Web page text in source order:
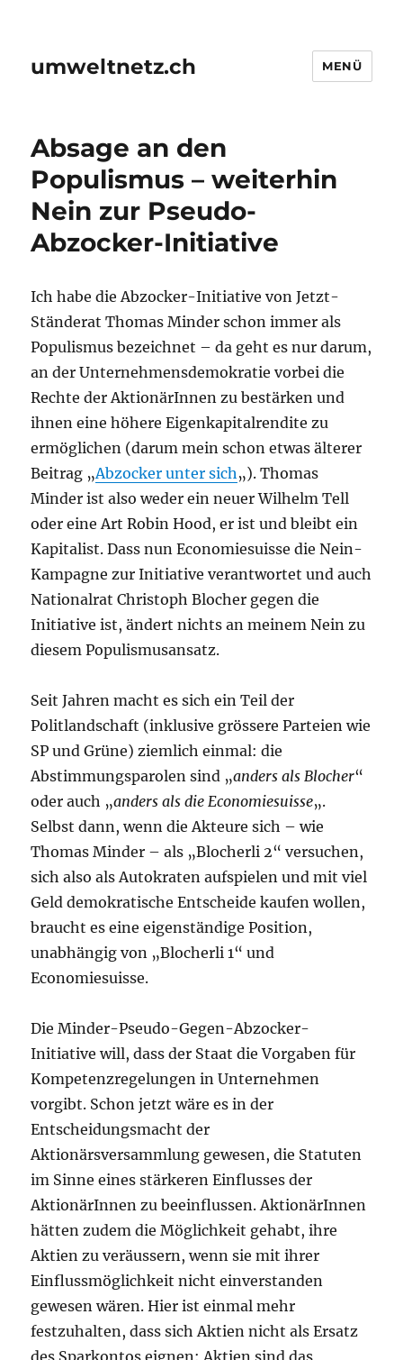
umweltnetz.ch MENÜ
Absage an den
Populismus – weiterhin
Nein zur Pseudo-
Abzocker-Initiative
Ich habe die Abzocker-Initiative von Jetzt-
Ständerat Thomas Minder schon immer als
Populismus bezeichnet – da geht es nur darum,
an der Unternehmensdemokratie vorbei die
Rechte der AktionärInnen zu bestärken und
ihnen eine höhere Eigenkapitalrendite zu
ermöglichen (darum mein schon etwas älterer
Beitrag „Abzocker unter sich„). Thomas
Minder ist also weder ein neuer Wilhelm Tell
oder eine Art Robin Hood, er ist und bleibt ein
Kapitalist. Dass nun Economiesuisse die Nein-
Kampagne zur Initiative verantwortet und auch
Nationalrat Christoph Blocher gegen die
Initiative ist, ändert nichts an meinem Nein zu
diesem Populismusansatz.
Seit Jahren macht es sich ein Teil der
Politlandschaft (inklusive grössere Parteien wie
SP und Grüne) ziemlich einmal: die
Abstimmungsparolen sind „anders als Blocher“
oder auch „anders als die Economiesuisse„.
Selbst dann, wenn die Akteure sich – wie
Thomas Minder – als „Blocherli 2“ versuchen,
sich also als Autokraten aufspielen und mit viel
Geld demokratische Entscheide kaufen wollen,
braucht es eine eigenständige Position,
unabhängig von „Blocherli 1“ und
Economiesuisse.
Die Minder-Pseudo-Gegen-Abzocker-
Initiative will, dass der Staat die Vorgaben für
Kompetenzregelungen in Unternehmen
vorgibt. Schon jetzt wäre es in der
Entscheidungsmacht der
Aktionärsversammlung gewesen, die Statuten
im Sinne eines stärkeren Einflusses der
AktionärInnen zu beeinflussen. AktionärInnen
hätten zudem die Möglichkeit gehabt, ihre
Aktien zu veräussern, wenn sie mit ihrer
Einflussmöglichkeit nicht einverstanden
gewesen wären. Hier ist einmal mehr
festzuhalten, dass sich Aktien nicht als Ersatz
des Sparkontos eignen: Aktien sind das